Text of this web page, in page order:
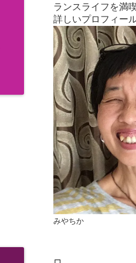
ランスライフを満
詳しいプロフィー
みやちか